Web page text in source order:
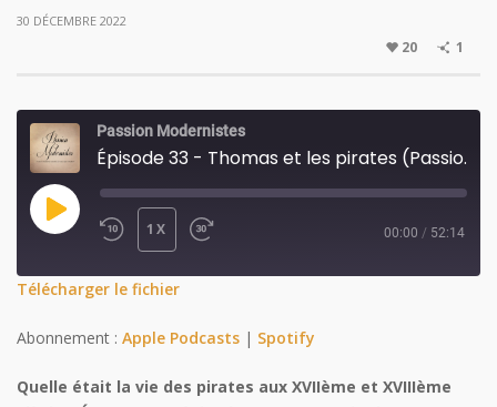
30 DÉCEMBRE 2022
20 1
Passion Modernistes
Épisode 33 - Thomas et les pirates (Passion Modernistes)
PLAY
10
1X
FORWARD
SECONDS
00:00 / 52:14
SHARE
LINK
Télécharger le fichier
Abonnement : Apple Podcasts | Spotify
Quelle était la vie des pirates aux XVIIème et XVIIIème